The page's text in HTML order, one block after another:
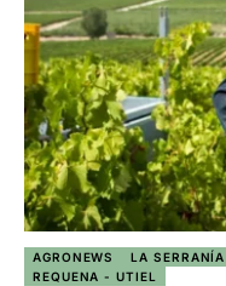
AGRONEWS LA SERRANÍA
REQUENA - UTIEL